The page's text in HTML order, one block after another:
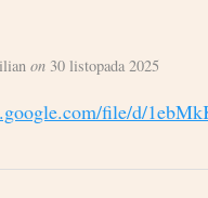
on30 listopada 2025
file/d/